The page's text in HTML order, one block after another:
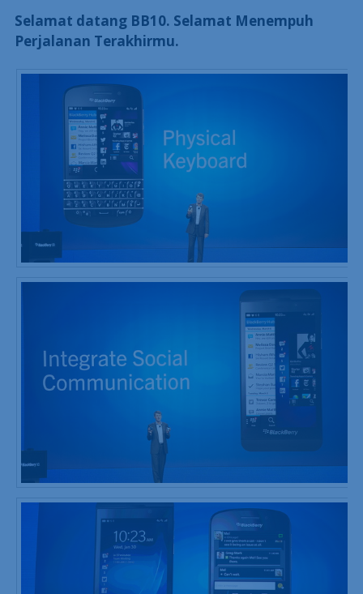
Selamat datang BB10. Selamat Menempuh
Perjalanan Terakhirmu.